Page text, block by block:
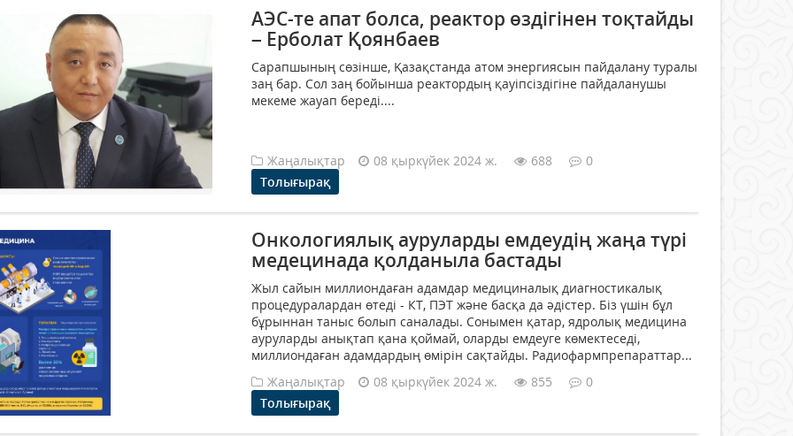
АЭС-те апат болса, реактор өздігінен тоқтайды
– Ерболат Қоянбаев
Сарапшының сөзінше, Қазақстанда атом энергиясын пайдалану туралы
заң бар. Сол заң бойынша реактордың қауіпсіздігіне пайдаланушы
мекеме жауап береді....
Жаңалықтар 08 қыркүйек 2024 ж. 688
0
Толығырақ
Онкологиялық ауруларды емдеудің жаңа түрі
медецинада қолданыла бастады
Жыл сайын миллиондаған адамдар медициналық диагностикалық
процедуралардан өтеді - КТ, ПЭТ және басқа да әдістер. Біз үшін бұл
бұрыннан таныс болып саналады. Сонымен қатар, ядролық медицина
ауруларды анықтап қана қоймай, оларды емдеуге көмектеседі,
миллиондаған адамдардың өмірін сақтайды. Радиофармпрепараттар...
Жаңалықтар
08 қыркүйек 2024 ж. 855
0
Толығырақ